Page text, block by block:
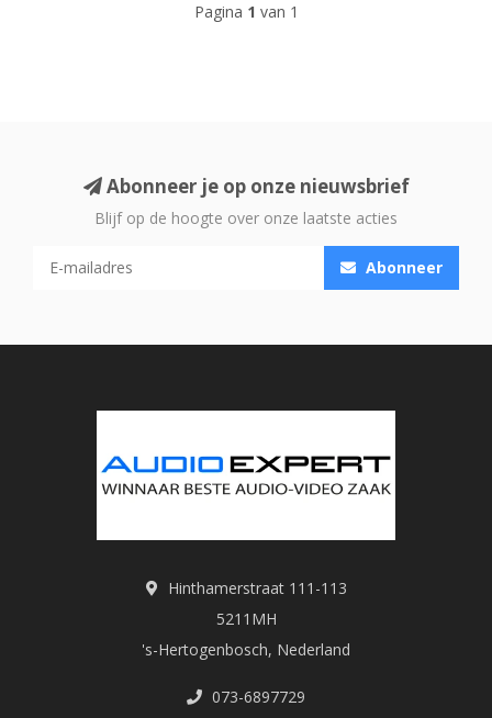
Pagina 1 van 1
Abonneer je op onze nieuwsbrief
Blijf op de hoogte over onze laatste acties
Abonneer
Hinthamerstraat 111-113
5211MH
's-Hertogenbosch, Nederland
073-6897729